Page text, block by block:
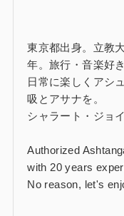
東京都出身。立教
年。旅行・音楽好き
日常に楽しくアシ
吸とアサナを。
シャラート・ジョ
Authorized
with 20 years
No reason, let's